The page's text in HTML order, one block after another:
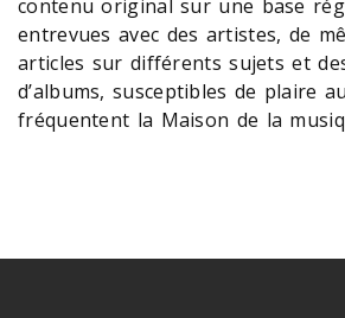
contenu original sur une base
entrevues avec des artistes, de
articles sur différents sujets et
d’albums, susceptibles de plaire
fréquentent la Maison de la